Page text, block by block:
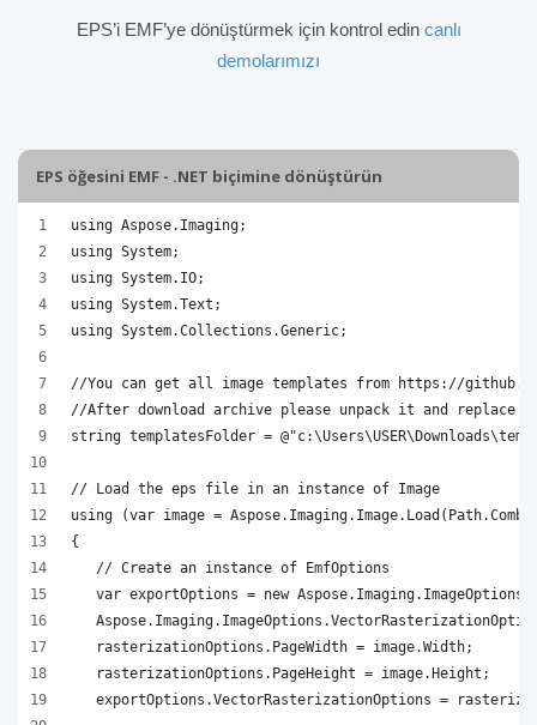
EPS’i EMF’ye dönüştürmek için kontrol edin canlı
demolarımızı
EPS öğesini EMF - .NET biçimine dönüştürün